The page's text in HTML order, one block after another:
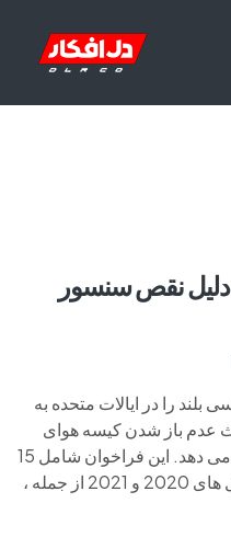
به دلیل نقص سنسور
بلند را در ایالات متحده به
عدم باز شدن کیسه هوای
سرنشین در تصادف شود، فراخوان می دهد. این فراخوان شامل 15
مدل مختلف تویوتا و لکسوس با مدل های 2020 و 2021 از جمله ،